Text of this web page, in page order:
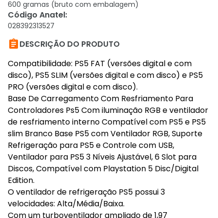
600 gramas (bruto com embalagem)
Código Anatel:
028392313527
DESCRIÇÃO DO PRODUTO
Compatibilidade: PS5 FAT (versões digital e com
disco), PS5 SLIM (versões digital e com disco) e PS5
PRO (versões digital e com disco).
Base De Carregamento Com Resfriamento Para
Controladores Ps5 Com iluminação RGB e ventilador
de resfriamento interno Compatível com PS5 e PS5
slim Branco Base PS5 com Ventilador RGB, Suporte
Refrigeração para PS5 e Controle com USB,
Ventilador para PS5 3 Níveis Ajustável, 6 Slot para
Discos, Compatível com Playstation 5 Disc/Digital
Edition.
O ventilador de refrigeração PS5 possui 3
velocidades: Alta/Média/Baixa.
Com um turboventilador ampliado de 1,97